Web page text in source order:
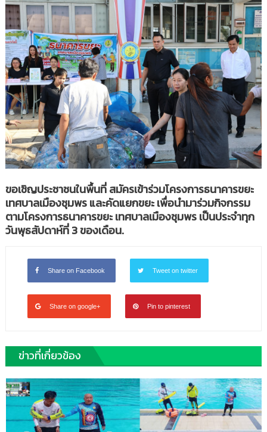
ขอเชิญประชาชนในพื้นที่ สมัครเข้าร่วมโครงการธนาคารขยะ
เทศบาลเมืองชุมพร และคัดแยกขยะ เพื่อนำมาร่วมกิจกรรม
ตามโครงการธนาคารขยะ เทศบาลเมืองชุมพร เป็นประจำทุก
วันพุธสัปดาห์ที่ 3 ของเดือน.
Share on Facebook Tweet on twitter
Share on google+ Pin to pinterest
ข่าวที่เกี่ยวข้อง